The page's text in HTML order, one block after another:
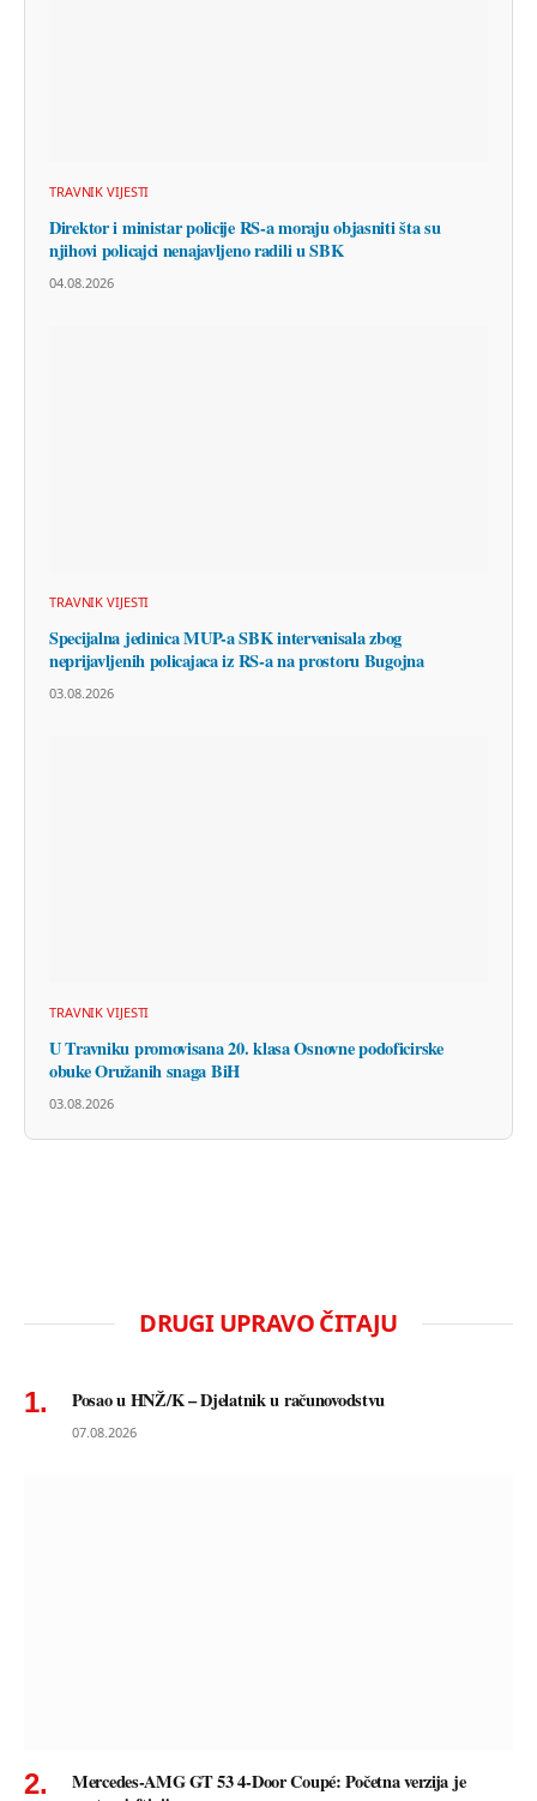
TRAVNIK VIJESTI
Direktor i ministar policije RS-a moraju objasniti šta su
njihovi policajci nenajavljeno radili u SBK
04.08.2026
TRAVNIK VIJESTI
Specijalna jedinica MUP-a SBK intervenisala zbog
neprijavljenih policajaca iz RS-a na prostoru Bugojna
03.08.2026
TRAVNIK VIJESTI
U Travniku promovisana 20. klasa Osnovne podoficirske
obuke Oružanih snaga BiH
03.08.2026
DRUGI UPRAVO ČITAJU
Posao u HNŽ/K – Djelatnik u računovodstvu
07.08.2026
Mercedes-AMG GT 53 4-Door Coupé: Početna verzija je